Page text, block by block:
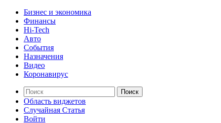
Бизнес и экономика
Финансы
Hi-Tech
Авто
События
Назначения
Видео
Коронавирус
Поиск
Область виджетов
Случайная Статья
Войти